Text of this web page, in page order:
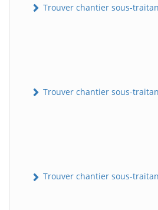
Trouver chantier sous-
Trouver chantier sous-
Trouver chantier sous-